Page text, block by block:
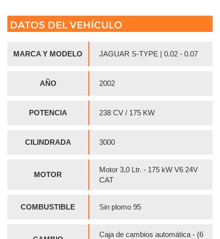
DATOS DEL VEHÍCULO
MARCA Y MODELO JAGUAR S-TYPE | 0.02 - 0.07
AÑO 2002
POTENCIA 238 CV / 175 KW
CILINDRADA 3000
MOTOR
Motor 3,0 Ltr. - 175 kW V6 24V
CAT
COMBUSTIBLE Sin plomo 95
Caja de cambios automática - (6